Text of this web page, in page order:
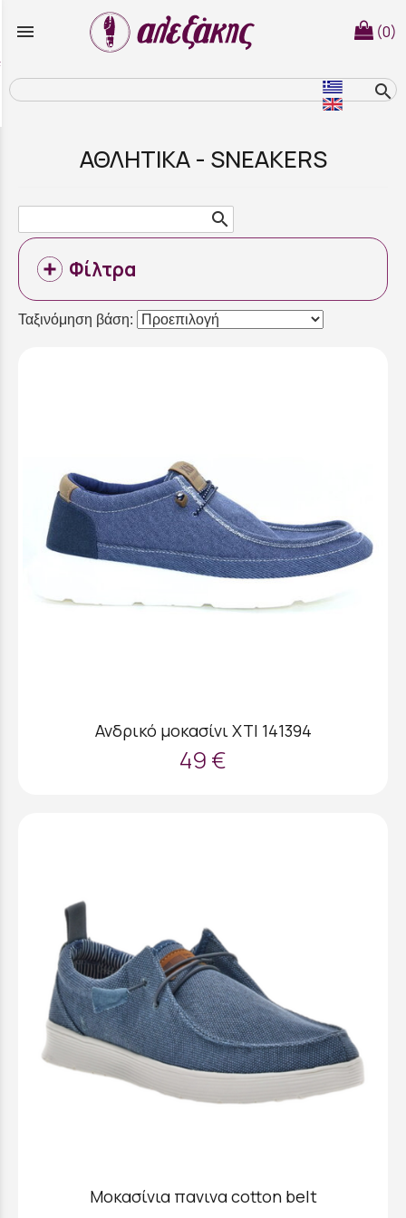
menu (0)
search
ΑΘΛΗΤΙΚΑ - SNEAKERS
search
Φίλτρα
Ταξινόμηση βάση:
Ανδρικό μοκασίνι XTI 141394
49 €
Μοκασίνια πανινα cotton belt